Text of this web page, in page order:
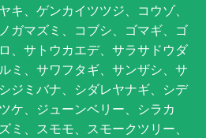
キ、ゲンカイツツジ、コウゾ、
ガマズミ、コブシ、ゴマギ、ゴ
、サトウカエデ、サラサドウダ
ミ、サワフタギ、サンザシ、サ
ジミバナ、シダレヤナギ、シデ
ケ、ジューンベリー、シラカ
ミ、スモモ、スモークツリー、